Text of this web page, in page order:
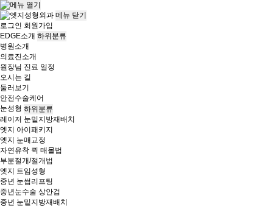
메뉴 닫기
로그인 회원가입
EDGE소개 하위분류
병원소개
의료진소개
원장님 진료 일정
오시는 길
둘러보기
안전수술케어
눈성형 하위분류
레이저 눈밑지방재배치
엣지 아이패키지
엣지 눈매교정
자연유착 퀵 매몰법
부분절개/절개법
엣지 트임성형
중년 눈썹리프팅
중년눈수술 상안검
중년 눈밑지방재배치